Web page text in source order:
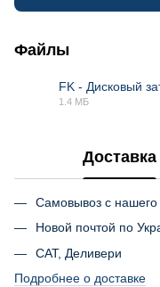
Файлы
FK - Дисковый
1.4 МБ
Доставка
Самовывоз с нашего
Новой почтой по
САТ, Деливери
Подробнее о доставке